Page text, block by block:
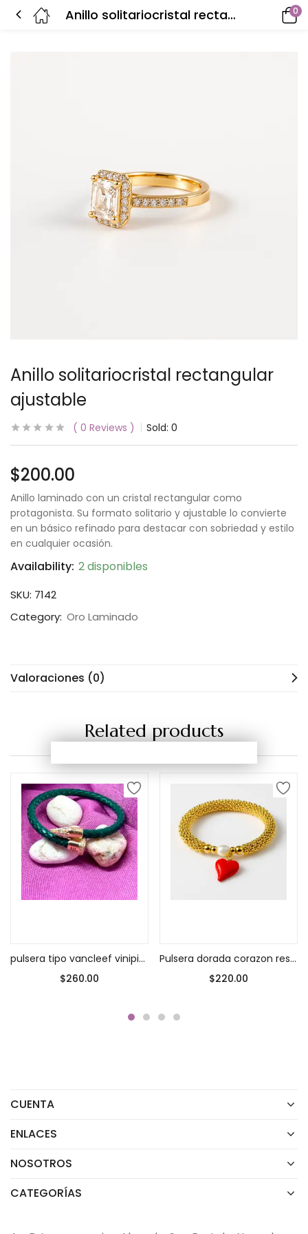
Anillo solitariocristal rectangular ajustable 0
Anillo solitariocristal rectangular
ajustable
0 Reviews Sold: 0
$200.00
Anillo laminado con un cristal rectangular como
protagonista. Su formato solitario y ajustable lo convierte
en un básico refinado para destacar con sobriedad y estilo
en cualquier ocasión.
Availability: 2 disponibles
SKU: 7142
Category: Oro Laminado
Valoraciones (0)
Related products
pulsera tipo vancleef vinipiel clavo verde
$260.00
Pulsera dorada corazon resorte
$220.00
CUENTA
ENLACES
NOSOTROS
CATEGORÍAS